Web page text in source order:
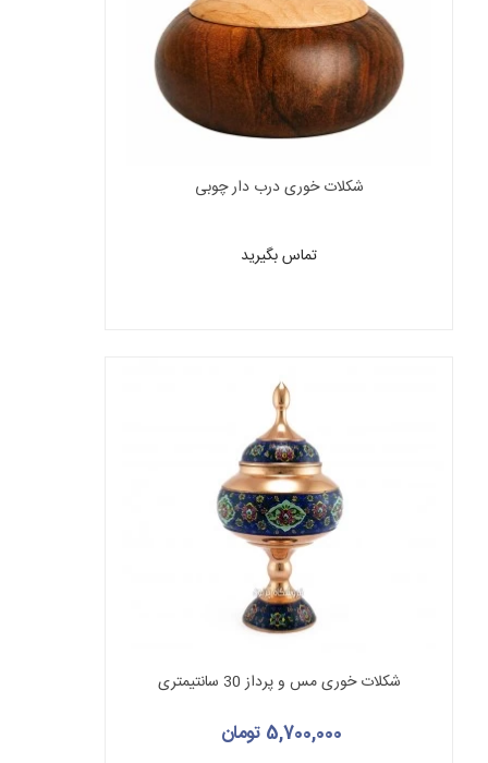
شکلات خوری درب دار چوبی
تماس بگیرید
شکلات خوری مس و پرداز 30 سانتیمتری
5,700,000 تومان